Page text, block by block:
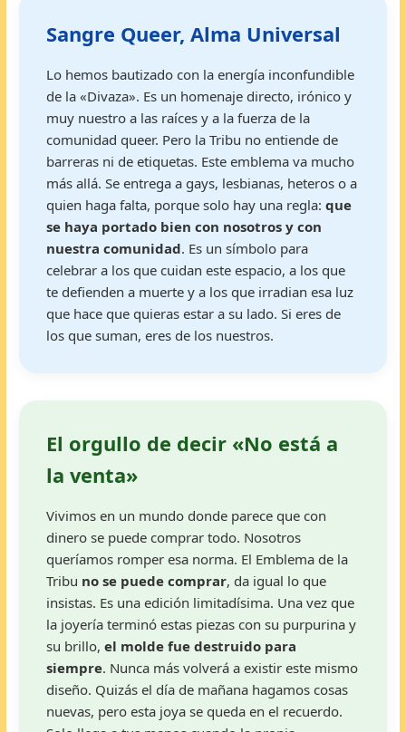
Sangre Queer, Alma Universal
Lo hemos bautizado con la energía inconfundible
de la «Divaza». Es un homenaje directo, irónico y
muy nuestro a las raíces y a la fuerza de la
comunidad queer. Pero la Tribu no entiende de
barreras ni de etiquetas. Este emblema va mucho
más allá. Se entrega a gays, lesbianas, heteros o a
quien haga falta, porque solo hay una regla:que
se haya portado bien con nosotros y con
nuestra comunidad. Es un símbolo para
celebrar a los que cuidan este espacio, a los que
te defienden a muerte y a los que irradian esa luz
que hace que quieras estar a su lado. Si eres de
los que suman, eres de los nuestros.
El orgullo de decir «No está a
la venta»
Vivimos en un mundo donde parece que con
dinero se puede comprar todo. Nosotros
queríamos romper esa norma. El Emblema de la
Tribu no se puede comprar, da igual lo que
insistas. Es una edición limitadísima. Una vez que
la joyería terminó estas piezas con su purpurina y
su brillo,el molde fue destruido para
siempre. Nunca más volverá a existir este mismo
diseño. Quizás el día de mañana hagamos cosas
nuevas, pero esta joya se queda en el recuerdo.